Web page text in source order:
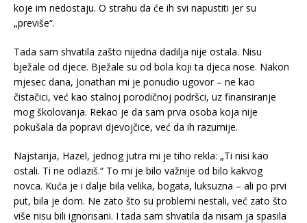
koje im nedostaju. O strahu da će ih svi napustiti jer su
„previše“.
Tada sam shvatila zašto nijedna dadilja nije ostala. Nisu
bježale od djece. Bježale su od bola koji ta djeca nose. Nakon
mjesec dana, Jonathan mi je ponudio ugovor – ne kao
čistačici, već kao stalnoj porodičnoj podršci, uz finansiranje
mog školovanja. Rekao je da sam prva osoba koja nije
pokušala da popravi djevojčice, već da ih razumije.
Najstarija, Hazel, jednog jutra mi je tiho rekla: „Ti nisi kao
ostali. Ti ne odlaziš.“ To mi je bilo važnije od bilo kakvog
novca. Kuća je i dalje bila velika, bogata, luksuzna – ali po prvi
put, bila je dom. Ne zato što su problemi nestali, već zato što
više nisu bili ignorisani. I tada sam shvatila da nisam ja spasila